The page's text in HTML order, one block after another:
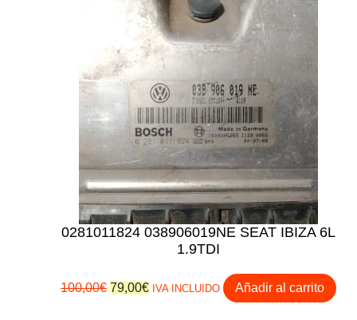
0281011824 038906019NE SEAT IBIZA 6L
1.9TDI
100,00€ El
79,00€ElIVA INCLUIDO Añadir al carrito